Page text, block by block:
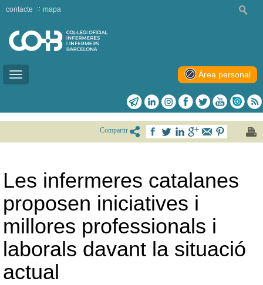
Toggle
contacte mapa
Àrea personal
Compartir
Les infermeres catalanes
proposen iniciatives i
millores professionals i
laborals davant la situació
actual